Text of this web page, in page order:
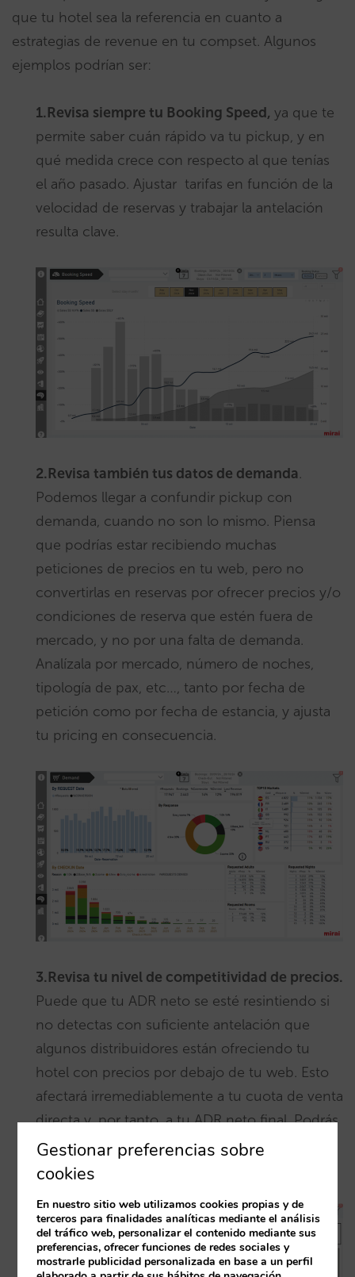
que tu hotel sea la referencia en cuanto a
estrategias de revenue en tu compset. Algunos
ejemplos podrían ser:
1.Revisa siempre tu Booking Speed, ya que te
permite saber cuán rápido va tu pickup, y en
qué medida crece con respecto al que tenías
el año pasado. Ajustar tarifas en función de la
velocidad de reservas y trabajar la antelación
resulta clave.
2.Revisa también tus datos de demanda.
Podemos llegar a confundir pickup con
demanda, cuando no son lo mismo. Piensa
que podrías estar recibiendo muchas
peticiones de precios en tu web, pero no
convertirlas en reservas por ofrecer precios y/o
condiciones de reserva que estén fuera de
mercado, y no por una falta de demanda.
Analízala por mercado, número de noches,
tipología de pax, etc…, tanto por fecha de
petición como por fecha de estancia, y ajusta
tu pricing en consecuencia.
3.Revisa tu nivel de competitividad de precios.
Puede que tu ADR neto se esté resintiendo si
no detectas con suficiente antelación que
algunos distribuidores están ofreciendo tu
hotel con precios por debajo de tu web. Esto
afectará irremediablemente a tu cuota de venta
directa y, por tanto, a tu ADR neto final. Podrás
ver también indicadores como búsquedas,
%Impression Share, etc…
Gestionar preferencias sobre
cookies
En nuestro sitio web utilizamos cookies propias y de
terceros para finalidades analíticas mediante el análisis
del tráfico web, personalizar el contenido mediante sus
preferencias, ofrecer funciones de redes sociales y
mostrarle publicidad personalizada en base a un perfil